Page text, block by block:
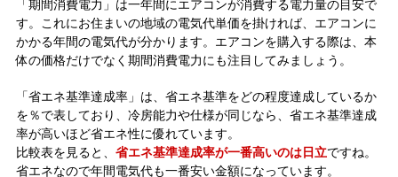
「期間消費電力」は一年間にエアコンが消費する電力量の目安で
す。これにお住まいの地域の電気代単価を掛ければ、エアコンに
かかる年間の電気代が分かります。エアコンを購入する際は、本
体の価格だけでなく期間消費電力にも注目してみましょう。
「省エネ基準達成率」は、省エネ基準をどの程度達成しているか
を％で表しており、冷房能力や仕様が同じなら、省エネ基準達成
率が高いほど省エネ性に優れています。
比較表を見ると、 省エネ基準達成率が一番高いのは日立ですね。
省エネなので年間電気代も一番安い金額になっています。